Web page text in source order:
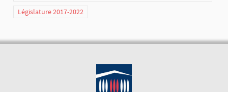
Législature 2017-2022